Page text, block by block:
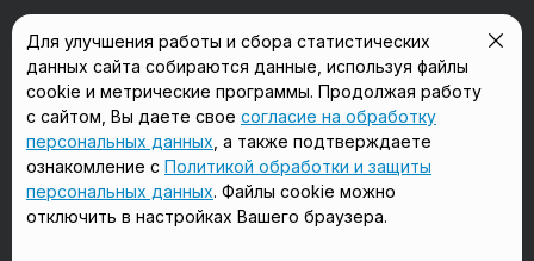
в Реутове
в Сергиевом Посаде в Люберцах
в Красногорске в Королёве
в Домодедово в Щёлково
Мы в соцсетях
Для улучшения работы и сбора статистических
данных сайта собираются данные, используя файлы
cookie и метрические программы. Продолжая работу
с сайтом, Вы даете свое согласие на обработку
персональных данных , а также подтверждаете
ознакомление с Политикой обработки и защиты
персональных данных. Файлы cookie можно
отключить в настройках Вашего браузера.